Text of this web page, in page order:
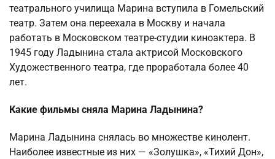
театрального училища Марина вступила в Гомельский
театр. Затем она переехала в Москву и начала
работать в Московском театре-студии киноактера. В
1945 году Ладынина стала актрисой Московского
Художественного театра, где проработала более 40
лет.
Какие фильмы сняла Марина Ладынина?
Марина Ладынина снялась во множестве кинолент.
Наиболее известные из них — «Золушка», «Тихий Дон»,